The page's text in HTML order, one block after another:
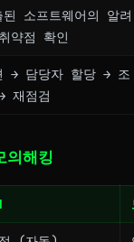
된 소프트웨어의 알려
약점 확인
→ 담당자 할당 → 조
재점검
의해킹